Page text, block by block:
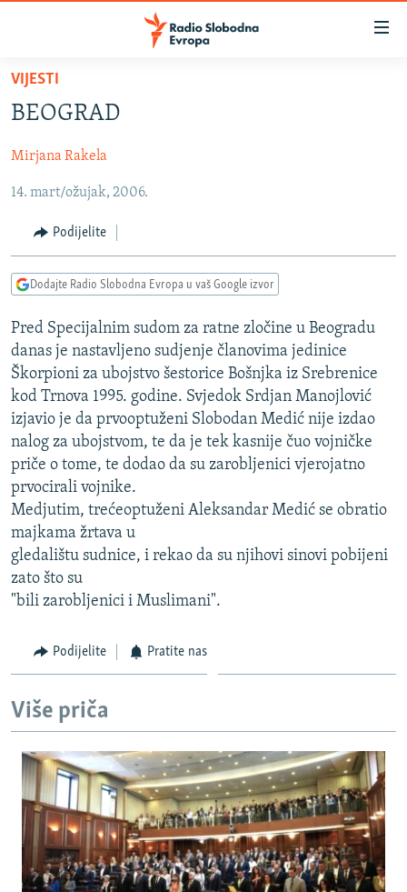
Pređite
glavni
Pređite
na
navigaciju
Pređite
na
pretragu
SRBIJA
KOSOVO
CRNA GORA
VIZUELNO
VIDEO
FOTOGALERIJE
INFOGRAFIKE
PODCASTI
RAT U UKRAJINI
KINA NA BALKANU
RSE PRIČE IZ SVIJETA
ISPRIČAJ MI
DNEVNO@RSE
SPECIJALI RSE
VIŠE OD NASLOVA
GENOCID U SREBRENICI
POST SCRIPTUM
TRI DECENIJE OD RATA U BIH
SVE KARTE DEJTONA
NASTANAK I RASPAD JUGOSLAVIJE
PRATITE NAS
VIJESTI
BEOGRAD
Mirjana Rakela
14. mart/ožujak, 2006.
Podijelite
Dodajte Radio Slobodna Evropa u vaš Google izvor
Pred Specijalnim sudom za ratne zločine u Beogradu
danas je nastavljeno sudjenje članovima jedinice
Škorpioni za ubojstvo šestorice Bošnjka iz Srebrenice
kod Trnova 1995. godine. Svjedok Srdjan Manojlović
izjavio je da prvooptuženi Slobodan Medić nije izdao
nalog za ubojstvom, te da je tek kasnije čuo vojničke
priče o tome, te dodao da su zarobljenici vjerojatno
prvocirali vojnike.
Medjutim, trećeoptuženi Aleksandar Medić se obratio
majkama žrtava u
gledalištu sudnice, i rekao da su njihovi sinovi pobijeni
zato što su
"bili zarobljenici i Muslimani".
Podijelite Pratite nas
Više priča